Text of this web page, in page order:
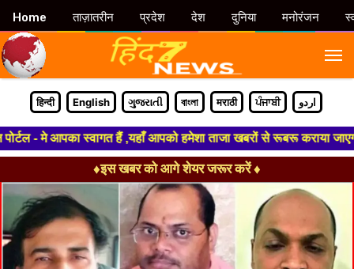
हिन्दी English ગુજરાતી বাংলা मराठी ਪੰਜਾਬੀ اردو
मे आपका स्वागत हैं ,यहाँ आपको हमेशा ताजा खबरों से रूबरू कराया जाएगा
♦इस खबर को आगे शेयर जरूर करें ♦
Home ताज़ातरीन प्रदेश देश दुनिया मनोरंजन